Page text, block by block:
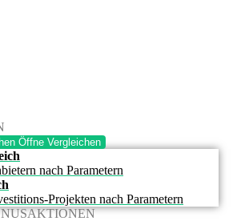
Öffne Vergleichen
nach Parametern
Projekten nach Parametern